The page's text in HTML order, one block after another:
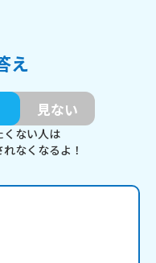
え
見ない
ない人は
なくなるよ！